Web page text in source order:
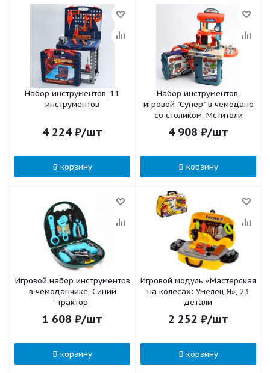
Набор инструментов, 11
инструментов
4 224 ₽/шт
В корзину
Набор инструментов,
игровой "Супер" в чемодане
со столиком, Мстители
4 908 ₽/шт
В корзину
Игровой набор инструментов
в чемоданчике, Синий
трактор
1 608 ₽/шт
В корзину
Игровой модуль «Мастерская
на колёсах: Умелец Я», 23
детали
2 252 ₽/шт
В корзину